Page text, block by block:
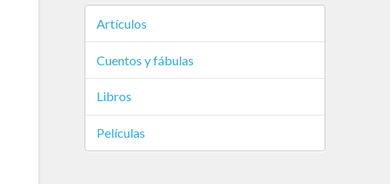
Artículos
Cuentos y fábulas
Libros
Películas